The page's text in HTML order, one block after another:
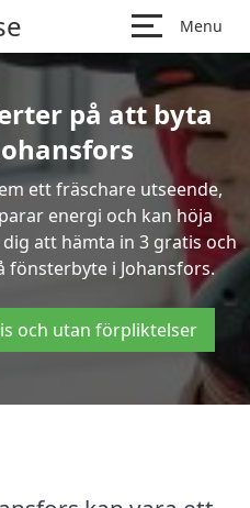
Menu
på att byta
ett fräschare utseende,
energi och kan höja
att hämta in 3 gratis och
fönsterbyte i Johansfors.
och utan förpliktelser